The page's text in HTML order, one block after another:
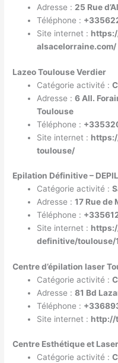
Adresse : 25 Rue
Téléphone :
Site internet :
alsacelorraine.com/
Lazeo Toulouse Verdier
Catégorie activité :
Adresse :6 All.
Toulouse
Téléphone :
Site internet :
toulouse/
Epilation Définitive –
Catégorie activité :
Adresse :17 Rue de
Téléphone :
Site internet :
definitive/toulouse/
Centre d’épilation laser
Catégorie activité :
Adresse :81 Bd
Téléphone :
Site internet : http://
Centre Esthétique et
Catégorie activité :